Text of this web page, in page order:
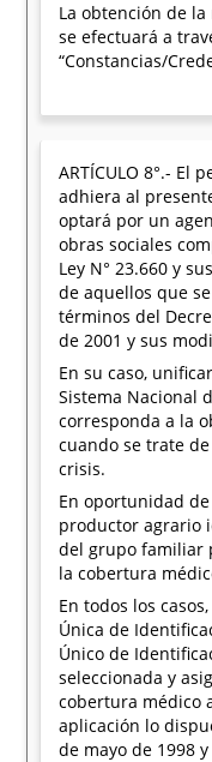
La obtención de
se efectuará a
“Constancias/
ARTÍCULO 8°.- El
adhiera al
optará por un
obras sociales
Ley N° 23.660 y
de aquellos que
términos del
de 2001 y sus
En su caso,
Sistema Nacional
corresponda a la
cuando se trate
crisis.
En oportunidad
productor agrario
del grupo familiar
la cobertura
En todos los
Única de
Único de
seleccionada y
cobertura médico
aplicación lo
de mayo de 1998